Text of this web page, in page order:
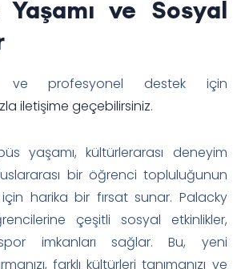
Yaşamı ve Sosyal
ve profesyonel destek için
iletişime geçebilirsiniz.
yaşamı, kültürlerarası deneyim
bir öğrenci topluluğunun
harika bir fırsat sunar. Palacky
çeşitli sosyal etkinlikler,
imkanları sağlar. Bu, yeni
farklı kültürleri tanımanızı ve